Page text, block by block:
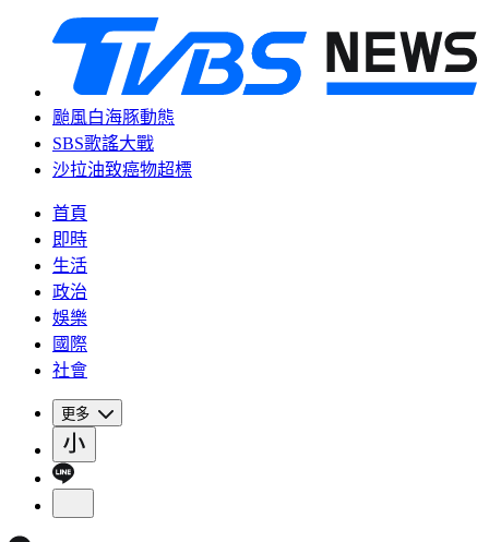
颱風白海豚動態
SBS歌謠大戰
沙拉油致癌物超標
首頁
即時
生活
政治
娛樂
國際
社會
更多